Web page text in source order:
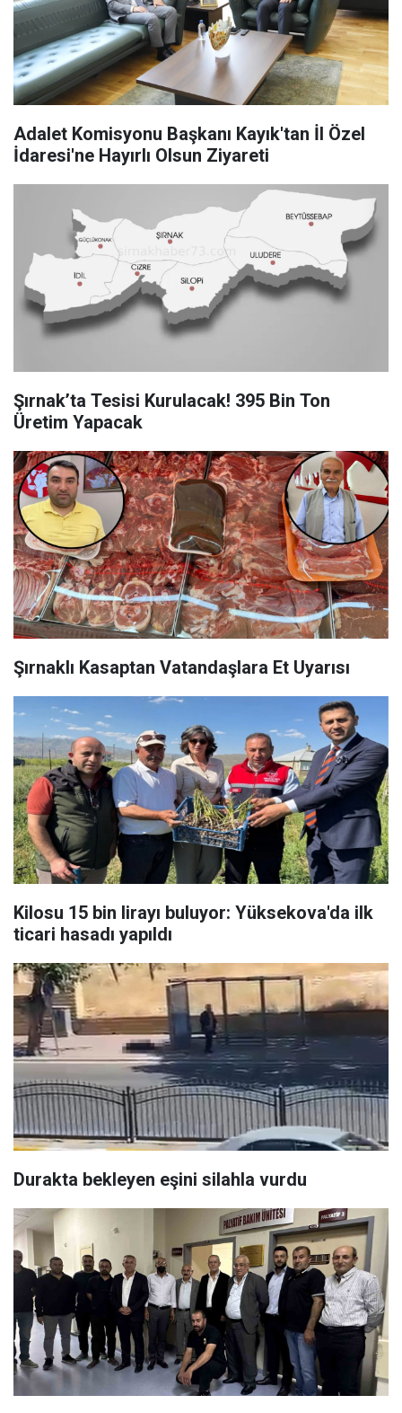
Adalet Komisyonu Başkanı Kayık'tan İl Özel
İdaresi'ne Hayırlı Olsun Ziyareti
Şırnak’ta Tesisi Kurulacak! 395 Bin Ton
Üretim Yapacak
Şırnaklı Kasaptan Vatandaşlara Et Uyarısı
Kilosu 15 bin lirayı buluyor: Yüksekova'da ilk
ticari hasadı yapıldı
Durakta bekleyen eşini silahla vurdu